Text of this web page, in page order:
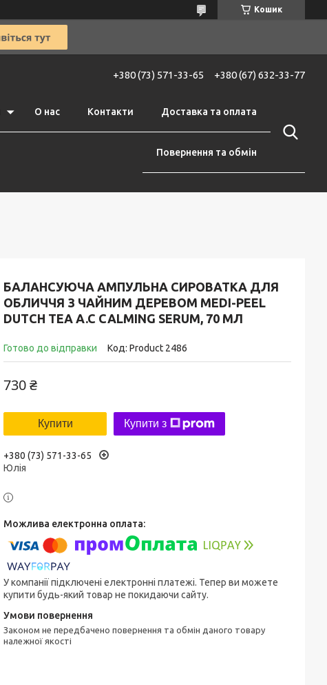
Кошик
+380 (73) 571-33-65 +380 (67) 632-33-77
О нас Контакти Доставка та оплата
Повернення та обмін
БАЛАНСУЮЧА АМПУЛЬНА СИРОВАТКА ДЛЯ
ОБЛИЧЧЯ З ЧАЙНИМ ДЕРЕВОМ MEDI-PEEL
DUTCH TEA A.C CALMING SERUM, 70 МЛ
Готово до відправки Код: Product 2486
730 ₴
Купити Купити з
+380 (73) 571-33-65
Юлія
У компанії підключені електронні платежі. Тепер ви можете
купити будь-який товар не покидаючи сайту.
Законом не передбачено повернення та обмін даного товару
належної якості